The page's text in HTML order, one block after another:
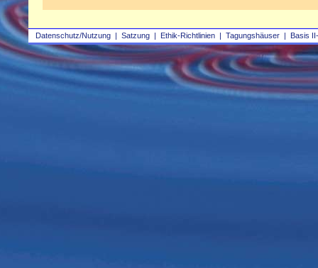
Datenschutz/Nutzung | Satzung | Ethik-Richtlinien | Tagungshäuser | Basis